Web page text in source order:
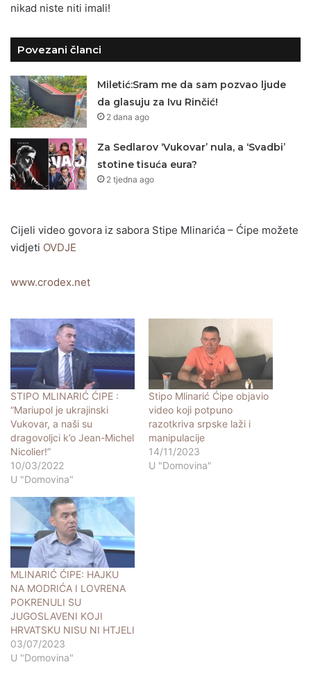
nikad niste niti imali!
Povezani članci
Miletić:Sram me da sam pozvao ljude
da glasuju za Ivu Rinčić!
2 dana ago
Za Sedlarov ‘Vukovar’ nula, a ‘Svadbi’
stotine tisuća eura?
2 tjedna ago
Cijeli video govora iz sabora Stipe Mlinarića – Ćipe možete
vidjeti OVDJE
www.crodex.net
STIPO MLINARIĆ ĆIPE :
“Mariupol je ukrajinski
Vukovar, a naši su
dragovoljci k’o Jean-Michel
Nicolier!”
10/03/2022
U "Domovina"
Stipo Mlinarić Ćipe objavio
video koji potpuno
razotkriva srpske laži i
manipulacije
14/11/2023
U "Domovina"
MLINARIĆ ĆIPE: HAJKU
NA MODRIĆA I LOVRENA
POKRENULI SU
JUGOSLAVENI KOJI
HRVATSKU NISU NI HTJELI
03/07/2023
U "Domovina"